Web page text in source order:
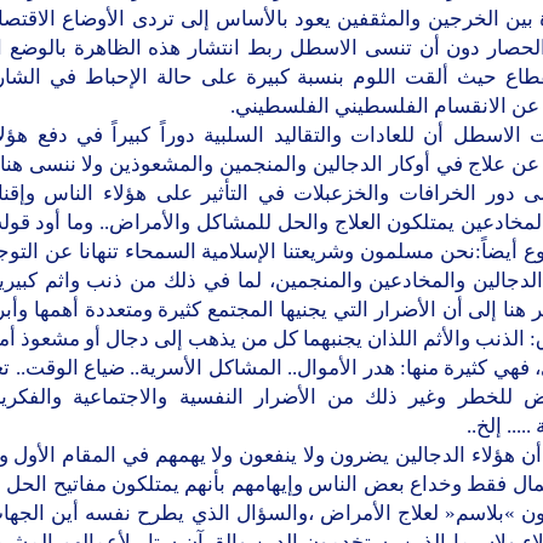
بين الخرجين والمثقفين يعود بالأساس إلى تردى الأوضاع
دون أن تنسى الاسطل ربط انتشار هذه الظاهرة بالوضع
حيث ألقت اللوم بنسبة كبيرة على حالة الإحباط في
عن الانقسام الفلسطيني الفلسطيني.
الاسطل أن للعادات والتقاليد السلبية دوراً كبيراً في دفع
علاج في أوكار الدجالين والمنجمين والمشعوذين ولا ننسى
دور الخرافات والخزعبلات في التأثير على هؤلاء الناس
يمتلكون العلاج والحل للمشاكل والأمراض.. وما أود
أيضاً:نحن مسلمون وشريعتنا الإسلامية السمحاء تنهانا عن
والمخادعين والمنجمين، لما في ذلك من ذنب واثم
هنا إلى أن الأضرار التي يجنيها المجتمع كثيرة ومتعددة أهمها
الذنب والأثم اللذان يجنبهما كل من يذهب إلى دجال أو مشعوذ
فهي كثيرة منها: هدر الأموال.. المشاكل الأسرية.. ضياع
للخطر وغير ذلك من الأضرار النفسية والاجتماعية
..... إلخ..
هؤلاء الدجالين يضرون ولا ينفعون ولا يهمهم في المقام الأول
فقط وخداع بعض الناس وإيهامهم بأنهم يمتلكون مفاتيح
»بلاسم« لعلاج الأمراض ،والسؤال الذي يطرح نفسه أين